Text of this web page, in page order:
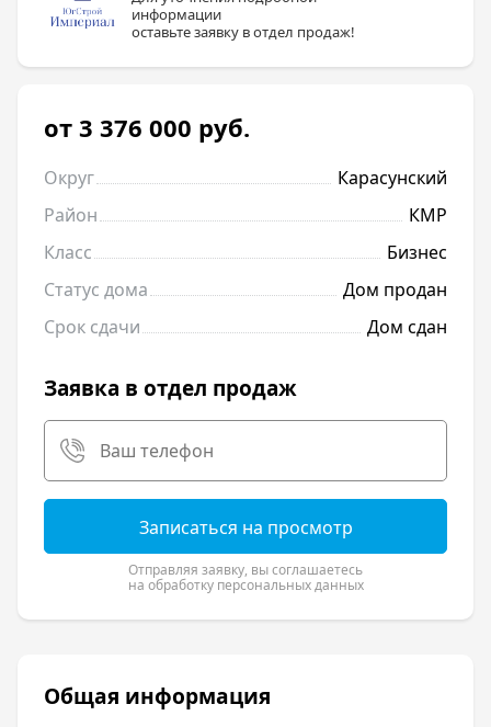
информации
оставьте заявку в отдел продаж!
от 3 376 000 руб.
Округ
Карасунский
Район
КМР
Класс
Бизнес
Статус дома
Дом продан
Срок сдачи
Дом сдан
Заявка в отдел продаж
Записаться на просмотр
Отправляя заявку, вы соглашаетесь
на обработку персональных данных
Общая информация